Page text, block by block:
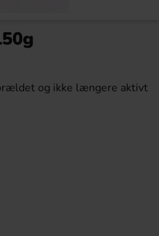
og ikke længere aktivt